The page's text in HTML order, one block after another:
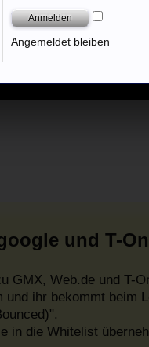
und T-
GMX, Web.de und T-
ihr bekommt beim
in die Whitelist
Angemeldet bleiben